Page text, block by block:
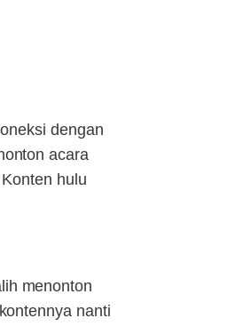
dengan
acara
hulu
menonton
nanti